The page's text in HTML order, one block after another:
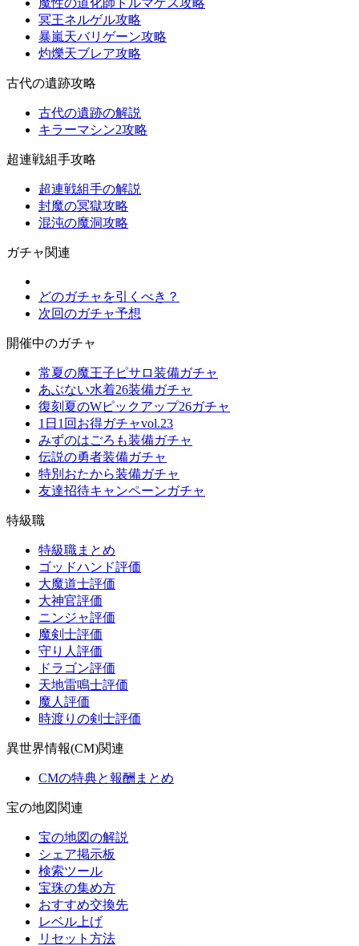
魔性の道化師ドルマゲス攻略
冥王ネルゲル攻略
暴嵐天バリゲーン攻略
灼爍天ブレア攻略
古代の遺跡攻略
古代の遺跡の解説
キラーマシン2攻略
超連戦組手攻略
超連戦組手の解説
封魔の冥獄攻略
混沌の魔洞攻略
ガチャ関連
どのガチャを引くべき？
次回のガチャ予想
開催中のガチャ
常夏の魔王子ピサロ装備ガチャ
あぶない水着26装備ガチャ
復刻夏のWピックアップ26ガチャ
1日1回お得ガチャvol.23
みずのはごろも装備ガチャ
伝説の勇者装備ガチャ
特別おたから装備ガチャ
友達招待キャンペーンガチャ
特級職
特級職まとめ
ゴッドハンド評価
大魔道士評価
大神官評価
ニンジャ評価
魔剣士評価
守り人評価
ドラゴン評価
天地雷鳴士評価
魔人評価
時渡りの剣士評価
異世界情報(CM)関連
CMの特典と報酬まとめ
宝の地図関連
宝の地図の解説
シェア掲示板
検索ツール
宝珠の集め方
おすすめ交換先
レベル上げ
リセット方法